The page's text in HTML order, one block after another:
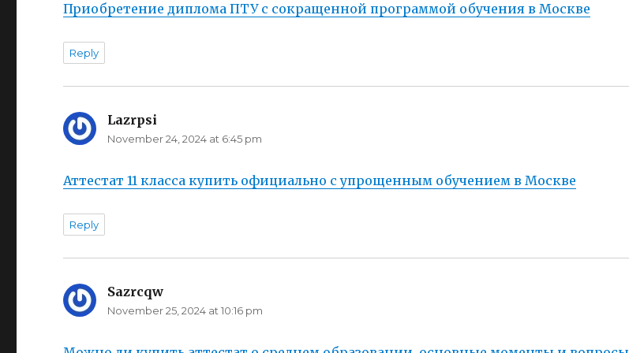
Приобретение диплома ПТУ с сокращенной программой обучения в Москве
Reply
Lazrpsi
November 24, 2024 at 6:45 pm
Аттестат 11 класса купить официально с упрощенным обучением в Москве
Reply
Sazrcqw
November 25, 2024 at 10:16 pm